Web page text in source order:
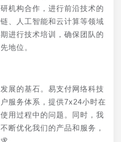
机构合作，进行前沿技术的
、人工智能和云计算等领域
进行技术培训，确保团队的
地位。
展的基石。易支付网络科技
服务体系，提供7x24小时在
用过程中的问题。同时，我
断优化我们的产品和服务，